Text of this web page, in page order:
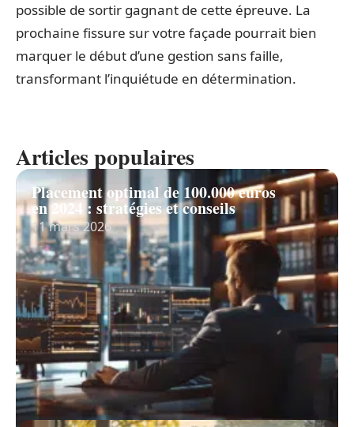
possible de sortir gagnant de cette épreuve. La
prochaine fissure sur votre façade pourrait bien
marquer le début d’une gestion sans faille,
transformant l’inquiétude en détermination.
Articles populaires
Placement optimal de 100.000 euros
en 2024 : stratégies et conseils
11 mars 2026